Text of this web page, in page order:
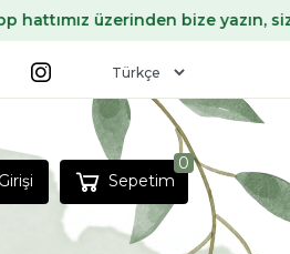
üzerinden bize yazın, sizin için
Sepetim
0